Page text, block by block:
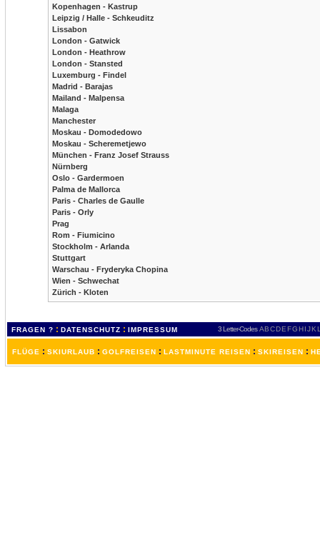
Kopenhagen - Kastrup
Leipzig / Halle - Schkeuditz
Lissabon
London - Gatwick
London - Heathrow
London - Stansted
Luxemburg - Findel
Madrid - Barajas
Mailand - Malpensa
Malaga
Manchester
Moskau - Domodedowo
Moskau - Scheremetjewo
München - Franz Josef Strauss
Nürnberg
Oslo - Gardermoen
Palma de Mallorca
Paris - Charles de Gaulle
Paris - Orly
Prag
Rom - Fiumicino
Stockholm - Arlanda
Stuttgart
Warschau - Fryderyka Chopina
Wien - Schwechat
Zürich - Kloten
FRAGEN ? : DATENSCHUTZ : IMPRESSUM 3 Letter-Codes ABCDEFGH IJKL
FLÜGE : SKIURLAUB : GOLFREISEN : LASTMINUTE REISEN : SKIREISEN :